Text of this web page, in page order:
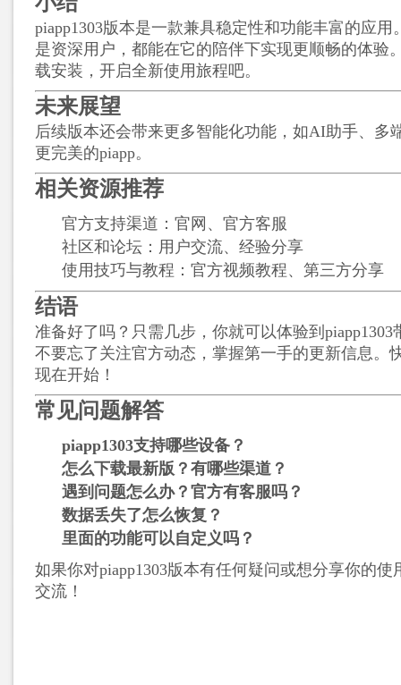
piapp1303版本是一款兼具稳定性和功能丰富的应用
是资深用户，都能在它的陪伴下实现更顺畅的体验
载安装，开启全新使用旅程吧。
未来展望
后续版本还会带来更多智能化功能，如AI助手、多
更完美的piapp。
相关资源推荐
官方支持渠道：官网、官方客服
社区和论坛：用户交流、经验分享
使用技巧与教程：官方视频教程、第三方分享
结语
准备好了吗？只需几步，你就可以体验到piapp1303
不要忘了关注官方动态，掌握第一手的更新信息。
现在开始！
常见问题解答
piapp1303支持哪些设备？
怎么下载最新版？有哪些渠道？
遇到问题怎么办？官方有客服吗？
数据丢失了怎么恢复？
里面的功能可以自定义吗？
如果你对piapp1303版本有任何疑问或想分享你的使
交流！